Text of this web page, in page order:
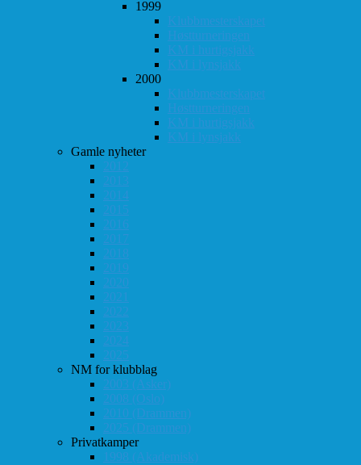
1999
Klubbmesterskapet
Høstturneringen
KM i hurtigsjakk
KM i lynsjakk
2000
Klubbmesterskapet
Høstturneringen
KM i hurtigsjakk
KM i lynsjakk
Gamle nyheter
2012
2013
2014
2015
2016
2017
2018
2019
2020
2021
2022
2023
2024
2025
NM for klubblag
2003 (Asker)
2008 (Oslo)
2010 (Drammen)
2025 (Drammen)
Privatkamper
1998 (Akademisk)